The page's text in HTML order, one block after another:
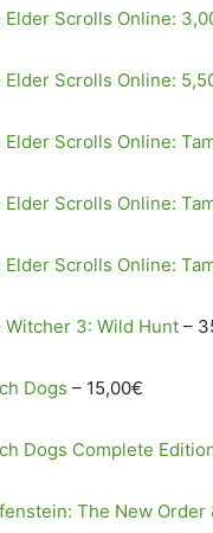
Elder Scrolls Online:
Elder Scrolls Online:
Elder Scrolls Online:
Elder Scrolls Online:
Elder Scrolls Online:
Witcher 3: Wild Hunt –
Dogs – 15,00€
Dogs Complete
The New Order